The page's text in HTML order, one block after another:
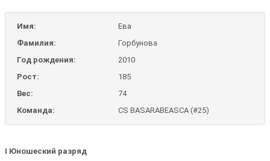
Имя:
Ева
Фамилия:
Горбунова
Год рождения:
2010
Рост:
185
Вес:
74
Команда:
CS BASARABEASCA (#25)
I Юношеский разряд